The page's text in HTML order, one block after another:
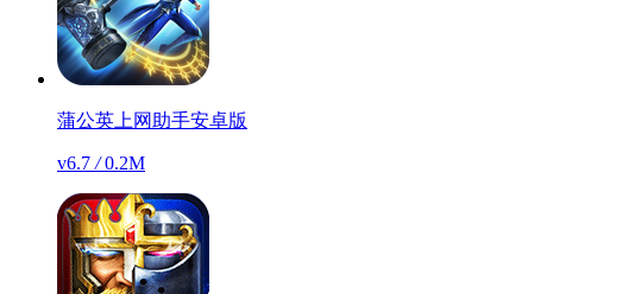
蒲公英上网助手安卓版
v6.7 /0.2M